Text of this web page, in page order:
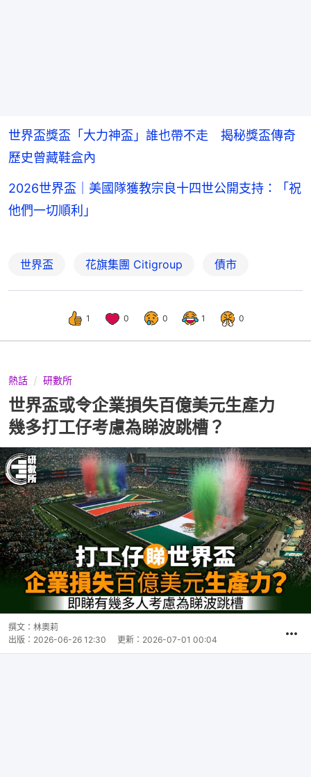
世界盃獎盃「大力神盃」誰也帶不走 揭秘獎盃傳奇
歷史曾藏鞋盒內
2026世界盃｜美國隊獲教宗良十四世公開支持：「祝
他們一切順利」
世界盃 花旗集團 Citigroup 債市
1 0 0 1 0
熱話 研數所
世界盃或令企業損失百億美元生產力
幾多打工仔考慮為睇波跳槽？
撰文： 林奧莉
出版： 2026-06-26 12:30 更新： 2026-07-01 00:04